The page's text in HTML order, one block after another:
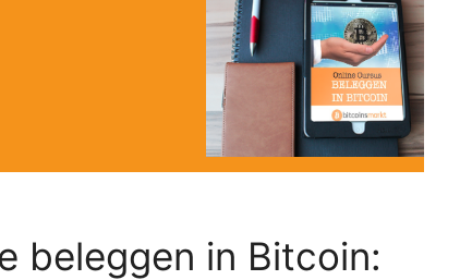
beleggen in Bitcoin: